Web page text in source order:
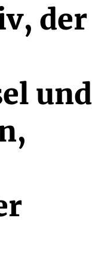
der
und